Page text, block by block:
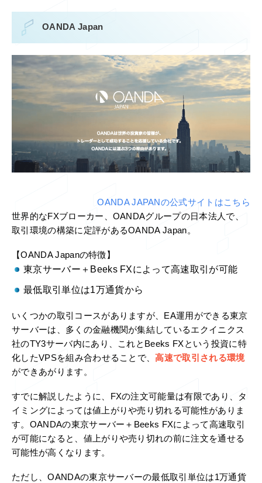
OANDA Japan
OANDA JAPANの公式サイトはこちら
世界的なFXブローカー、OANDAグループの日本法人で、
取引環境の構築に定評があるOANDA Japan。
【OANDA Japanの特徴】
東京サーバー＋Beeks FXによって高速取引が可能
最低取引単位は1万通貨から
いくつかの取引コースがありますが、EA運用ができる東京
サーバーは、多くの金融機関が集結しているエクイニクス
社のTY3サーバ内にあり、これとBeeks FXという投資に特
化したVPSを組み合わせることで、 高速で取引される環境
ができあがります。
すでに解説したように、FXの注文可能量は有限であり、タ
イミングによっては値上がりや売り切れる可能性がありま
す。OANDAの東京サーバー＋Beeks FXによって高速取引
が可能になると、値上がりや売り切れの前に注文を通せる
可能性が高くなります。
ただし、OANDAの東京サーバーの最低取引単位は1万通貨